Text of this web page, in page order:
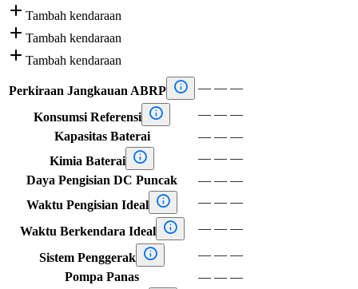
 Tambah kendaraan
 Tambah kendaraan
 Tambah kendaraan
Perkiraan Jangkauan ABRP  — — —
Konsumsi Referensi  — — —
Kapasitas Baterai
— — —
Kimia Baterai  — — —
Daya Pengisian DC Puncak
— — —
Waktu Pengisian Ideal  — — —
Waktu Berkendara Ideal  — — —
Sistem Penggerak  — — —
Pompa Panas
— — —